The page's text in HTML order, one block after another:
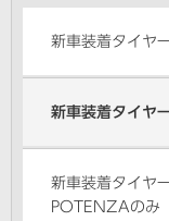
新車装着タイヤ
新車装着タイヤ
新車装着タイヤ
POTENZAのみ